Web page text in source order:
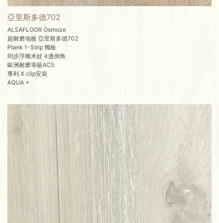
亞里斯多德702
ALSAFLOOR Osmoze
超耐磨地板 亞里斯多德702
Plank 1-Strip 獨板
同步浮雕木紋 4邊倒角
歐洲耐磨等級AC5
專利 X clip安裝
AQUA +